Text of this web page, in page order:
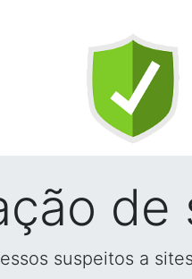
de
suspeitos a